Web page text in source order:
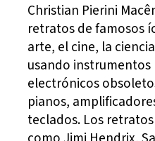
Christian Pierini
retratos de famosos
arte, el cine, la
usando instrumentos
electrónicos
pianos,
teclados. Los